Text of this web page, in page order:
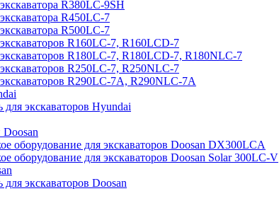
R380LC-9SH
R450LC-7
R500LC-7
R160LC-7, R160LCD-7
R180LC-7, R180LCD-7, R180NLC-7
R250LC-7, R250NLC-7
R290LC-7A, R290NLC-7A
для экскаваторов Hyundai
оборудование для экскаваторов Doosan DX300LCA
оборудование для экскаваторов Doosan Solar 300LC-V
для экскаваторов Doosan